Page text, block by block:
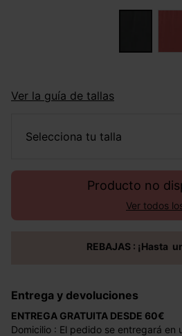
Ver la guía de tallas
selecciona tu talla
Producto no
Ver todos
REBAJAS : ¡Hasta
Entrega y devoluciones
ENTREGA GRATUITA DESDE 60€
Domicilio : El pedido se entregará en